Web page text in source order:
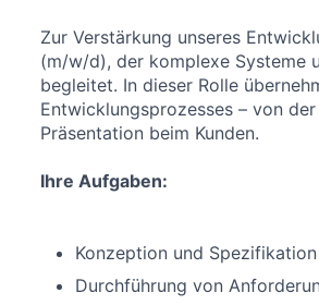
Zur Verstärkung unseres
(m/w/d), der komplexe Systeme
begleitet. In dieser Rolle
Entwicklungsprozesses – von
Präsentation beim Kunden.
Ihre Aufgaben:
Konzeption und
Durchführung von